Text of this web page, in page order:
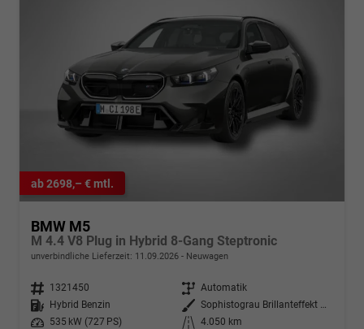
ab 2698,– € mtl.
BMW M5
M 4.4 V8 Plug in Hybrid 8-Gang Steptronic
unverbindliche Lieferzeit: 11.09.2026 Neuwagen
Fahrzeugnr. 1321450 Getriebe Automatik
Kraftstoff
Hybrid Benzin Außenfarbe
Sophistograu Brillanteffekt metallic
Leistung
535 kW (727 PS) Kilometerstand 4.050 km